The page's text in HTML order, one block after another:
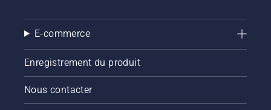
E-commerce
Enregistrement du produit
Nous contacter